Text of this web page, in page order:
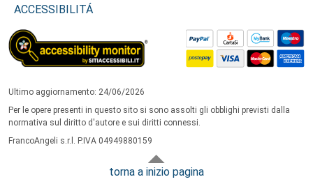
ACCESSIBILITÁ
Ultimo aggiornamento: 24/06/2026
Per le opere presenti in questo sito si sono assolti gli obblighi previsti dalla
normativa sul diritto d'autore e sui diritti connessi.
FrancoAngeli s.r.l. P.IVA 04949880159
torna a inizio pagina